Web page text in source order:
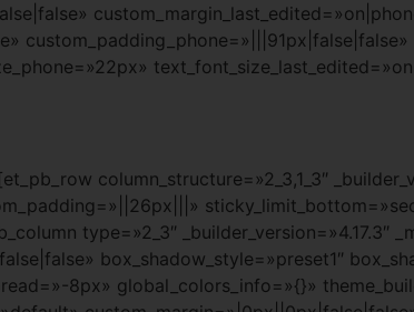
column_structure=»2_3,1_3″
type=»2_3″ _builder_version=»4.17.3″
box_shadow_style=»preset1″
8px» global_colors_info=»{}»